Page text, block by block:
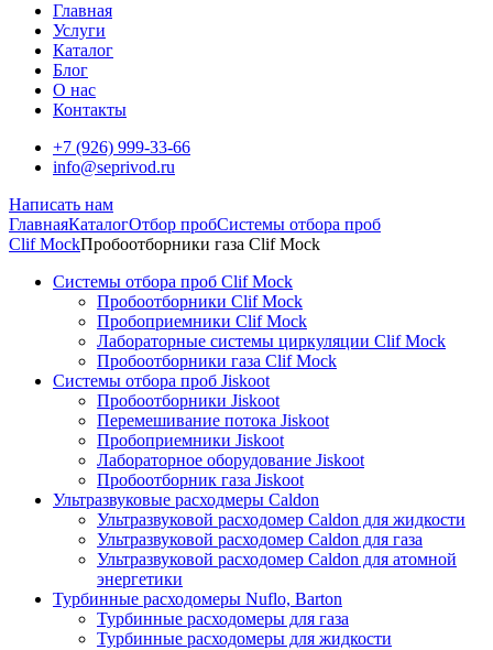
Главная
Услуги
Каталог
Блог
О нас
Контакты
+7 (926) 999-33-66
info@seprivod.ru
Написать нам
ГлавнаяКаталогОтбор пробСистемы отбора проб
Clif MockПробоотборники газа Clif Mock
Системы отбора проб Clif Mock
Пробоотборники Clif Mock
Пробоприемники Clif Mock
Лабораторные системы циркуляции Clif Mock
Пробоотборники газа Clif Mock
Системы отбора проб Jiskoot
Пробоотборники Jiskoot
Перемешивание потока Jiskoot
Пробоприемники Jiskoot
Лабораторное оборудование Jiskoot
Пробоотборник газа Jiskoot
Ультразвуковые расходмеры Caldon
Ультразвуковой расходомер Caldon для жидкости
Ультразвуковой расходомер Caldon для газа
Ультразвуковой расходомер Caldon для атомной
энергетики
Турбинные расходомеры Nuflo, Barton
Турбинные расходомеры для газа
Турбинные расходомеры для жидкости